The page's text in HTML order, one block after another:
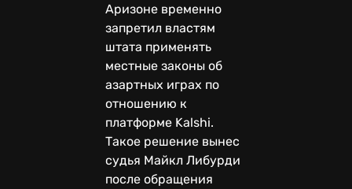
Аризоне временно
запретил властям
штата применять
местные законы об
азартных играх по
отношению к
платформе Kalshi.
Такое решение вынес
судья Майкл Либурди
после обращения